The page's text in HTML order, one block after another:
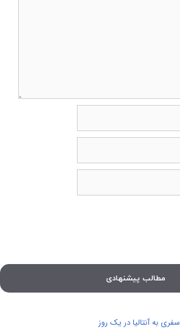
مطالب پیشنهادی
سفری به آنتالیا در یک روز